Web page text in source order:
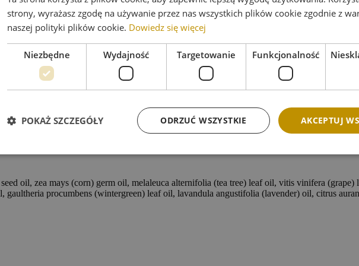
bakterii. Jego bogata zawartość antyoksydantów chroni także skórę przed wolnymi
i miętę o działaniu łagodzącym, przyśpieszającym regenerację i nawilżającym oraz
i naprawę skóry.
i stonizowana skórę, najlepiej na noc, punktowo na wypryski. Aktywne składniki są
oil, zea mays (corn) germ oil, melaleuca alternifolia (tea tree) leaf oil, vitis vinifera
gaultheria procumbens (wintergreen) leaf oil, lavandula angustifolia (lavender) oil, citrus
strony, wyrażasz zgodę na używanie przez nas wszystkich plików cookie zgodnie z
naszej polityki plików cookie. Dowiedz się więcej
Niezbędne Wydajność Targetowanie Funkcjonalność
AKCEPTUJ
ODRZUĆ WSZYSTKIE
POKAŻ SZCZEGÓŁY